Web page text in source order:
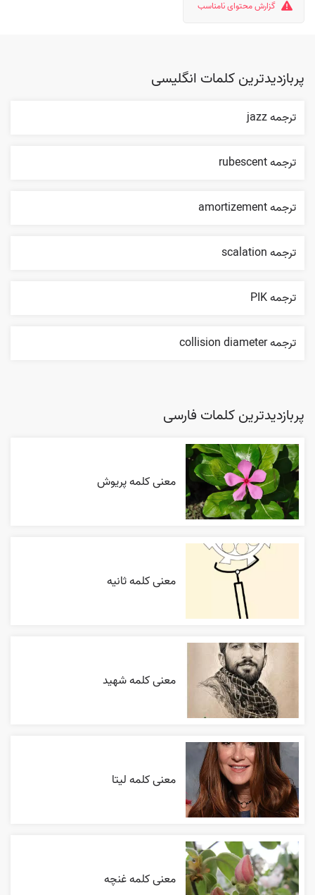
گزارش محتوای نامناسب
پربازدیدترین کلمات انگلیسی
ترجمه jazz
ترجمه rubescent
ترجمه amortizement
ترجمه scalation
ترجمه PIK
ترجمه collision diameter
پربازدیدترین کلمات فارسی
معنی کلمه پریوش
معنی کلمه ثانیه
معنی کلمه شهید
معنی کلمه لیتا
معنی کلمه غنچه